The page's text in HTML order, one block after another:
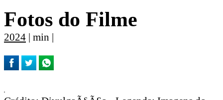
Fotos do Filme
2024 | min |